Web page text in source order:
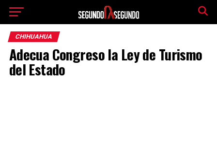
CHIHUAHUA
Adecua Congreso la Ley de Turismo
del Estado